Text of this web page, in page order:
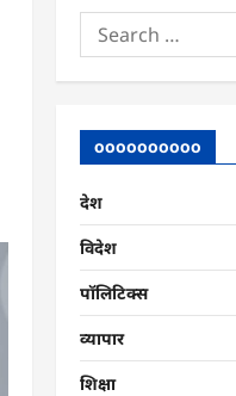
Search
for:
oooooooooo
देश
विदेश
पॉलिटिक्स
व्यापार
शिक्षा